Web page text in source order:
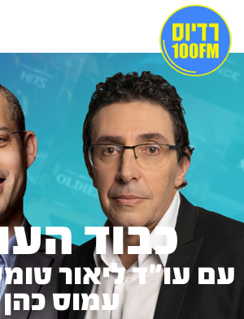
כבוד
עם עו"ד ליאור
עמוס כהן